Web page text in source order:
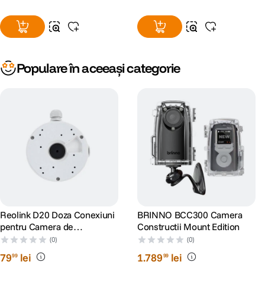
Populare în aceeași categorie
Reolink D20 Doza Conexiuni
pentru Camera de
Supraveghere Reolink
(0)
7999 lei
BRINNO BCC300 Camera
Constructii Mount Edition
(0)
1.78999 lei